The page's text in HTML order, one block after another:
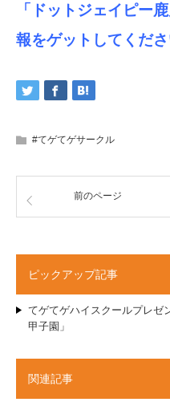
「ドットジェイピー
報をゲットしてくだ
#てゲてゲサークル
前のページ
ピックアップ記事
てゲてゲハイスクールプレゼ
甲子園」
関連記事